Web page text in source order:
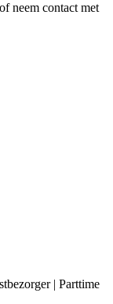
neem contact met
| Parttime